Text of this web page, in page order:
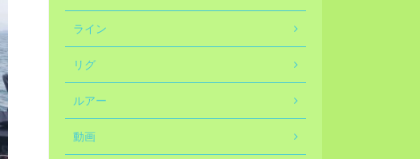
ライン
リグ
ルアー
動画